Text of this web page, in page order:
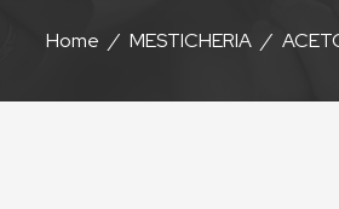
Home / MESTICHERIA /